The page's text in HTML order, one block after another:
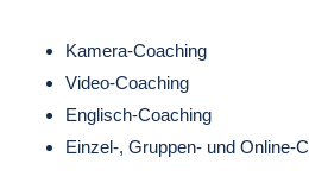
Kamera-Coaching
Video-Coaching
Englisch-Coaching
Einzel-, Gruppen- und Online-